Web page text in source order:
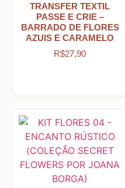
Abóboras
Arabescos e Cantoneiras
Casinhas – Cercas –
Costura e Ateliê
TRANSFER TEXTIL
PASSE E CRIE –
BARRADO DE FLORES
AZUIS E CARAMELO
R$27,90